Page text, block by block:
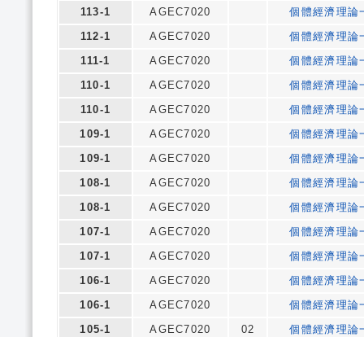
113-1
AGEC7020
個體經濟理論
112-1
AGEC7020
個體經濟理論
111-1
AGEC7020
個體經濟理論
110-1
AGEC7020
個體經濟理論
110-1
AGEC7020
個體經濟理論
109-1
AGEC7020
個體經濟理論
109-1
AGEC7020
個體經濟理論
108-1
AGEC7020
個體經濟理論
108-1
AGEC7020
個體經濟理論
107-1
AGEC7020
個體經濟理論
107-1
AGEC7020
個體經濟理論
106-1
AGEC7020
個體經濟理論
106-1
AGEC7020
個體經濟理論
105-1
AGEC7020 02
個體經濟理論